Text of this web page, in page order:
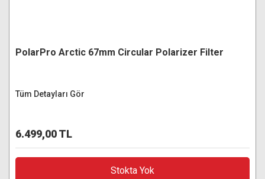
PolarPro Arctic 67mm Circular Polarizer Filter
Tüm Detayları Gör
6.499,00 TL
Stokta Yok